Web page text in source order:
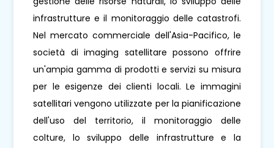
infrastrutture e il monitoraggio delle catastrofi.
Nel mercato commerciale dell'Asia-Pacifico, le
società di imaging satellitare possono offrire
un'ampia gamma di prodotti e servizi su misura
per le esigenze dei clienti locali. Le immagini
satellitari vengono utilizzate per la pianificazione
dell'uso del territorio, il monitoraggio delle
colture, lo sviluppo delle infrastrutture e la